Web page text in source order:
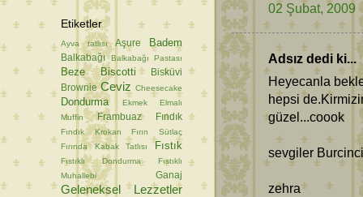
02 Şubat, 2009
Adsız dedi ki...
Heyecanla
hepsi
güzel...coook
sevgiler
zehra
Etiketler
Ayva tatlısı Aşure Badem
Balkabağı Balkabağı Pastası
Beze Biscotti
Bisküvi
Brownie Ceviz Cheesecake
Dondurma Ekmek
Elmalı
Muffin
Frambuaz Fındık
Fındık Krokan
Fırın Sütlaç
Fırında Kabak Tatlısı
Fıstık
Fıstıklı Dondurma
Fıstıklı
Muhallebi
Ganaj
Geleneksel Lezzetler